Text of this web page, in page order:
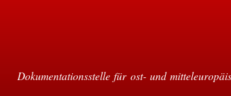
Dokumentationsstelle für ost- und